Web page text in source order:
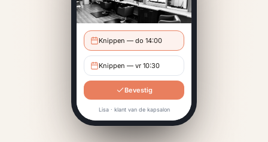
Knippen — do 14:00
Knippen — vr 10:30
Bevestig
Lisa · klant van de kapsalon